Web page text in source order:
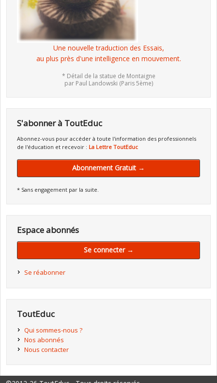
Une nouvelle traduction des Essais,
au plus près d'une intelligence en mouvement.
* Détail de la statue de Montaigne
par Paul Landowski (Paris 5ème)
S'abonner à ToutEduc
Abonnez-vous pour accéder à toute l'information des professionnels
de l'éducation et recevoir : La Lettre ToutEduc
Abonnement Gratuit →
* Sans engagement par la suite.
Espace abonnés
Se connecter →
Se réabonner
ToutEduc
Qui sommes-nous ?
Nos abonnés
Nous contacter